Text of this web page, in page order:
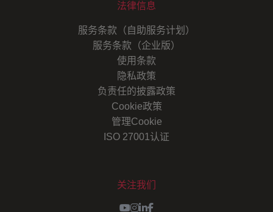
法律信息
服务条款（自助服务计划）
服务条款（企业版）
使用条款
隐私政策
负责任的披露政策
Cookie政策
管理Cookie
ISO 27001认证
关注我们
Youtube
Instagram
LinkedIn
Facebook